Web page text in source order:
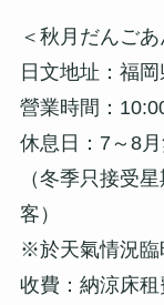
＜秋月だんご
日文地址：福
營業時間：
休息日：7～8
（冬季只接受
客）
※於天氣情況臨
收費：納涼床